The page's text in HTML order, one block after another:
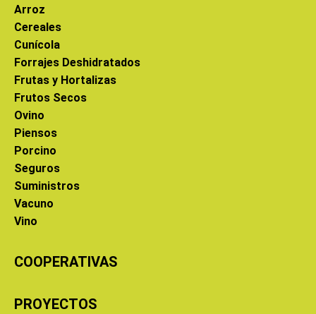
Arroz
Cereales
Cunícola
Forrajes Deshidratados
Frutas y Hortalizas
Frutos Secos
Ovino
Piensos
Porcino
Seguros
Suministros
Vacuno
Vino
COOPERATIVAS
PROYECTOS